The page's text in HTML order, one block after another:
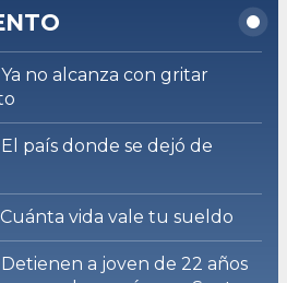
Ya no alcanza con gritar
El país donde se dejó de
Cuánta vida vale tu sueldo
Detienen a joven de 22 años